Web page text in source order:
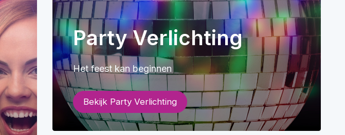
Party Verlichting
Het feest kan beginnen
Bekijk Party Verlichting